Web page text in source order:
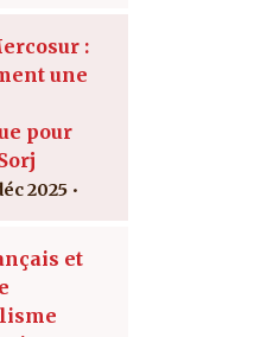
:
une
pour
2025
et